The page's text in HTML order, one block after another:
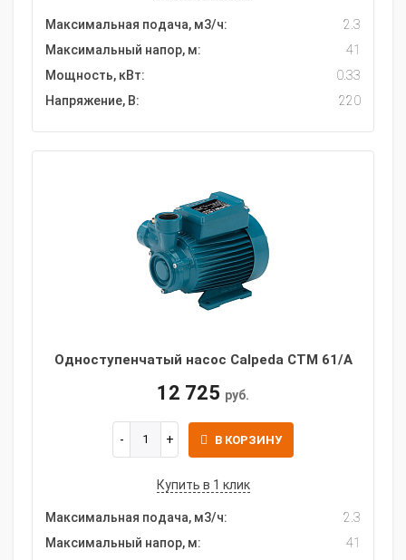
Максимальная подача, м3/ч:
2.3
Максимальный напор, м:
41
Мощность, кВт:
0.33
Напряжение, В:
220
Одноступенчатый насос Calpeda CTM 61/A
12 725 руб.
В КОРЗИНУ
Купить в 1 клик
Максимальная подача, м3/ч:
2.3
Максимальный напор, м:
41